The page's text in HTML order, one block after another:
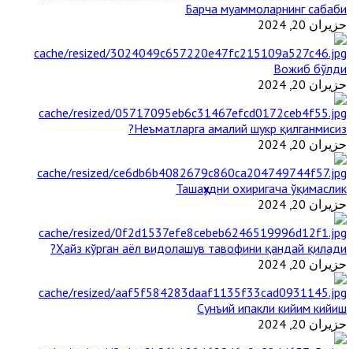
Барча муаммоларнинг сабаби
حزيران 20, 2024
Вожиб бўлди
حزيران 20, 2024
Неъматларга амалий шукр қилганмисиз?
حزيران 20, 2024
Ташаҳҳудни охиригача ўқимаслик
حزيران 20, 2024
Ҳайз кўрган аёл видолашув тавофини қандай қилади?
حزيران 20, 2024
Сунъий ипакли кийим кийиш
حزيران 20, 2024